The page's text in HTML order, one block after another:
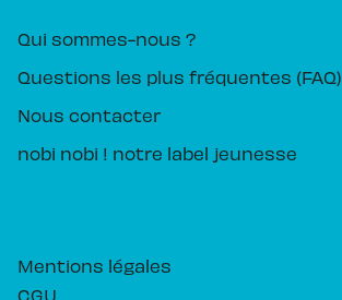
Qui sommes-nous ?
Questions les plus fréquentes (FAQ)
Nous contacter
nobi nobi ! notre label jeunesse
Mentions légales
CGU